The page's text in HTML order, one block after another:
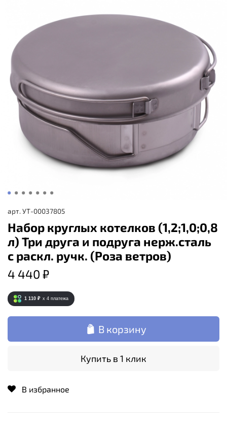
арт. УТ-00037805
Набор круглых котелков (1,2;1,0;0,8
л) Три друга и подруга нерж.сталь
с раскл. ручк. (Роза ветров)
4 440 ₽
1 110 ₽ x 4 платежа
В корзину
Купить в 1 клик
В избранное